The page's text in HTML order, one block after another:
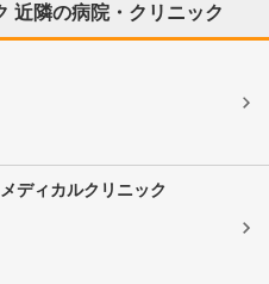
近隣の病院・クリニック
ディカルクリニック